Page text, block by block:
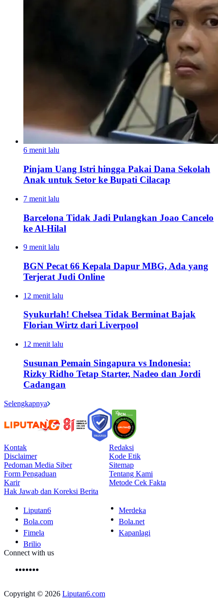
6 menit lalu
Pinjam Uang Istri hingga Pakai Dana Sekolah
Anak untuk Setor ke Bupati Cilacap
7 menit lalu
Barcelona Tidak Jadi Pulangkan Joao Cancelo
ke Al-Hilal
9 menit lalu
BGN Pecat 66 Kepala Dapur MBG, Ada yang
Terjerat Judi Online
12 menit lalu
Syukurlah! Chelsea Tidak Berminat Bajak
Florian Wirtz dari Liverpool
12 menit lalu
Susunan Pemain Singapura vs Indonesia:
Rizky Ridho Tetap Starter, Nadeo dan Jordi
Cadangan
Selengkapnya
Kontak
Redaksi
Disclaimer
Kode Etik
Pedoman Media Siber
Sitemap
Form Pengaduan
Tentang Kami
Karir
Metode Cek Fakta
Hak Jawab dan Koreksi Berita
Liputan6
Merdeka
Bola.com
Bola.net
Fimela
Kapanlagi
Brilio
Connect with us
Copyright © 2026 Liputan6.com